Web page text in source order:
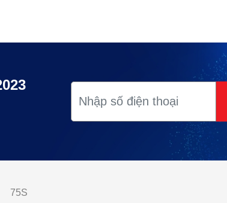
75S